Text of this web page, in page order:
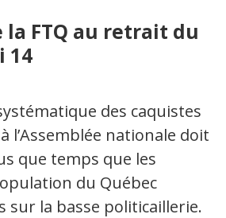
la FTQ au retrait du
14
des caquistes
l’Assemblée nationale doit
que temps que les
du Québec
sur la basse politicaillerie.